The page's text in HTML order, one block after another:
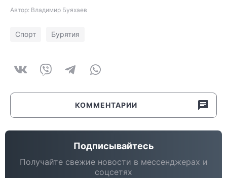
Автор: Владимир Буяхаев
Спорт Бурятия
КОММЕНТАРИИ
Подписывайтесь
Получайте свежие новости в мессенджерах и
соцсетях